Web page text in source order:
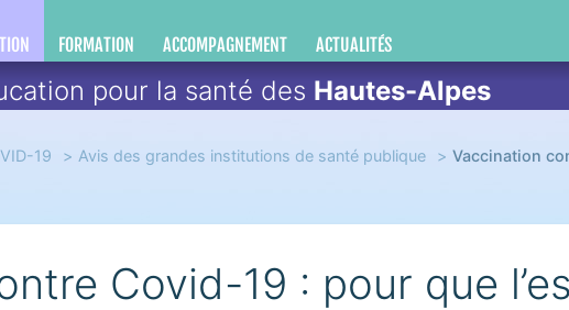
pour la santé des Hautes-Alpes
FORMATION ACCOMPAGNEMENT ACTUALITÉS
19 Avis des grandes institutions de santé publique
Vaccination
Covid-19 : pour que